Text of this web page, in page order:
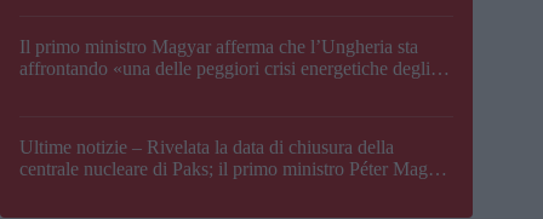
Il primo ministro Magyar afferma che l’Ungheria sta
affrontando «una delle peggiori crisi energetiche degli
Ultime notizie – Rivelata la data di chiusura della
centrale nucleare di Paks; il primo ministro Péter Magyar